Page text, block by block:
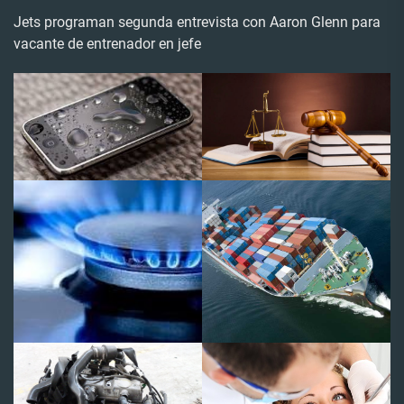
Jets programan segunda entrevista con Aaron Glenn para
vacante de entrenador en jefe